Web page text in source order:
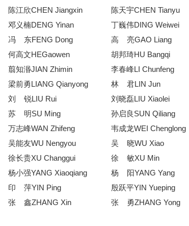
陈江欣CHEN Jiangxin
陈天宇CHEN Tianyu
邓义楠DENG Yinan
丁巍伟DING Weiwei
冯 东FENG Dong 高
亮GAO Liang
何高文HEGaowen
胡邦琦HU Bangqi
翦知湣JIAN Zhimin
李春峰LI Chunfeng
梁前勇LIANG Qianyong 林
君LIN Jun
刘 锐LIU Rui
刘晓磊LIU Xiaolei
苏 明SU Ming
孙启良SUN Qiliang
万志峰WAN Zhifeng
韦成龙WEI Chenglong
吴能友WU Nengyou 吴
晓WU Xiao
徐长贵XU Changgui 徐
敏XU Min
杨小强YANG Xiaoqiang 杨
阳YANG Yang
印 萍YIN Ping
殷跃平YIN Yueping
张 鑫ZHANG Xin 张
勇ZHANG Yong